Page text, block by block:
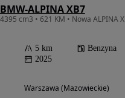
BMW-ALPINA XB7
5 km Benzyna
2025
Warszawa (Mazowieckie)